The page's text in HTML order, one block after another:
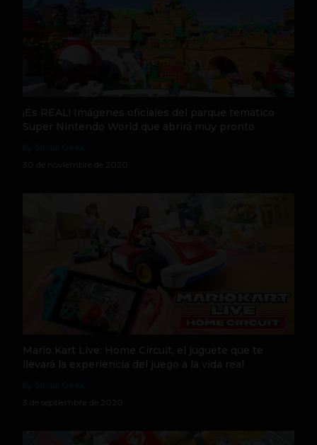
¡Es REAL! Imágenes oficiales del parque temático
Super Nintendo World que abrirá muy pronto
30 de noviembre de 2020
Mario Kart Live: Home Circuit, el juguete que te
llevará la experiencia del juego a la vida real
3 de septiembre de 2020